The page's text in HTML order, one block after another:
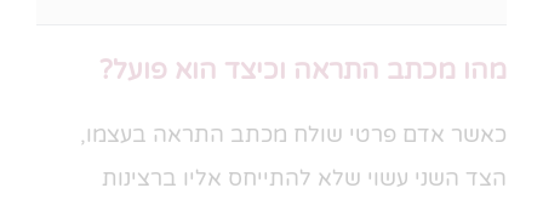
מהו מכתב התראה וכיצד הוא פועל?
כאשר אדם פרטי שולח מכתב התראה בעצמו,
הצד השני עשוי שלא להתייחס אליו ברצינות